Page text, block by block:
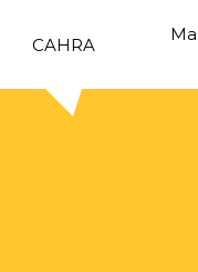
CAHRA